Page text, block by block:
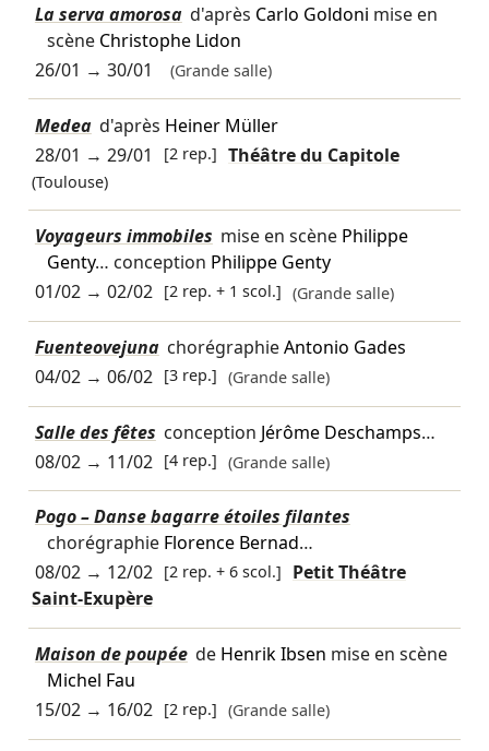
La serva amorosa d'après Carlo Goldoni mise en
scène Christophe Lidon
26/01 → 30/01 (Grande salle)
Medea d'après Heiner Müller
28/01 → 29/01 [2 rep.] Théâtre du Capitole
(Toulouse)
Voyageurs immobiles mise en scène Philippe
Genty… conception Philippe Genty
01/02→ 02/02 [2 rep. + 1 scol.] (Grande salle)
Fuenteovejuna chorégraphieAntonio Gades
04/02→ 06/02 [3 rep.] (Grande salle)
Salle des fêtes conception Jérôme Deschamps…
08/02→ 11/02 [4 rep.] (Grande salle)
Pogo – Danse bagarre étoiles filantes
chorégraphie Florence Bernad…
08/02→ 12/02 [2 rep. + 6 scol.]
Petit Théâtre
Saint-Exupère
Maison de poupée de Henrik Ibsen mise en scène
Michel Fau
15/02→ 16/02 [2 rep.] (Grande salle)